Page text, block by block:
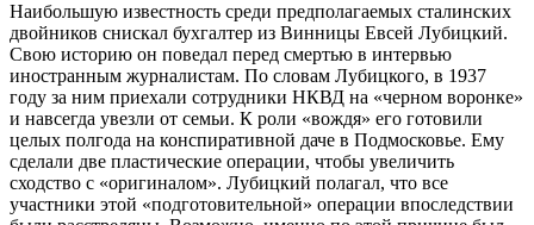
Наибольшую известность среди предполагаемых сталинских
двойников снискал бухгалтер из Винницы Евсей Лубицкий.
Свою историю он поведал перед смертью в интервью
иностранным журналистам. По словам Лубицкого, в 1937
году за ним приехали сотрудники НКВД на «черном воронке»
и навсегда увезли от семьи. К роли «вождя» его готовили
целых полгода на конспиративной даче в Подмосковье. Ему
сделали две пластические операции, чтобы увеличить
сходство с «оригиналом». Лубицкий полагал, что все
участники этой «подготовительной» операции впоследствии